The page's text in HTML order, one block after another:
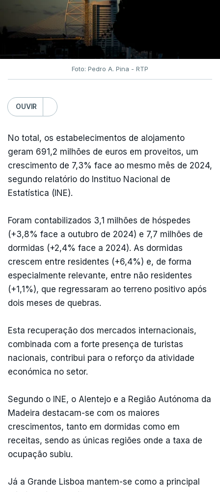
Foto: Pedro A. Pina - RTP
OUVIR
No total, os estabelecimentos de alojamento
geram 691,2 milhões de euros em proveitos, um
crescimento de 7,3% face ao mesmo mês de 2024,
segundo relatório do Instituo Nacional de
Estatística (INE).
Foram contabilizados 3,1 milhões de hóspedes
(+3,8% face a outubro de 2024) e 7,7 milhões de
dormidas (+2,4% face a 2024). As dormidas
crescem entre residentes (+6,4%) e, de forma
especialmente relevante, entre não residentes
(+1,1%), que regressaram ao terreno positivo após
dois meses de quebras.
Esta recuperação dos mercados internacionais,
combinada com a forte presença de turistas
nacionais, contribui para o reforço da atividade
económica no setor.
Segundo o INE, o Alentejo e a Região Autónoma da
Madeira destacam-se com os maiores
crescimentos, tanto em dormidas como em
receitas, sendo as únicas regiões onde a taxa de
ocupação subiu.
Já a Grande Lisboa mantem-se como a principal